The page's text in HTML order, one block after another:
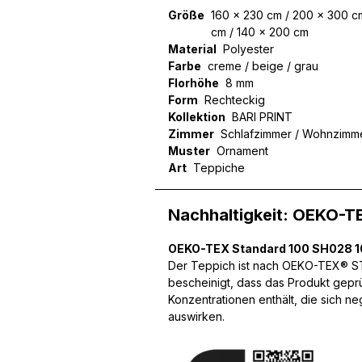
Größe 160 x 230 cm / 200 x 300
cm / 140 x 200 cm
Material Polyester
Farbe creme / beige / grau
Florhöhe 8 mm
Form Rechteckig
Kollektion BARI PRINT
Zimmer Schlafzimmer /
Muster Ornament
Art Teppiche
Nachhaltigkeit: OEKO-
OEKO-TEX Standard 100 SH028
Der Teppich ist nach OEKO-TEX®
bescheinigt, dass das Produkt
Konzentrationen enthält, die sich
auswirken.
Statistik
Statistik-Cookies helfen
indem sie anonyme
Marketing
Marketing-Cookies
anzuzeigen, die für den
Nicht
Andere nicht
Alle ablehnen